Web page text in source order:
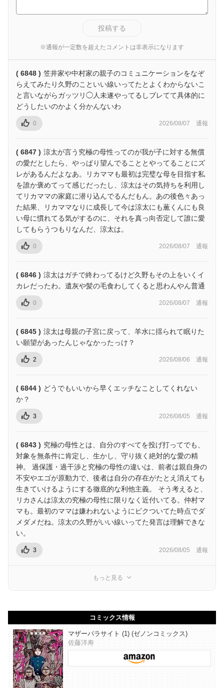
投稿する
※通報が一定数を超えたコメントは非表示になります
( 6848 ) 笠井家や中村家の親子のコミュニケーションをなぞ
らえてみたり久野のこといい線いってたとよくわからないこ
と言いながらガッツリ◯人未遂やってるしブレてて具体的に
どうしたいのかよく分かんないわ
0 2026/08/07 通報
( 6847 ) 涼太が言う究極の母性ってのが我が子に対する無償
の愛だとしたら、やっぱり望んでることとやってることにズ
レがあるんだよなあ。リカママも最初は完璧な母を目指す私
を誰か褒めてって感じだったし、涼太はその気持ちを利用し
てリカママの家庭に潜り込んでるんだもん。あの後色々あっ
た結果、リカママなりに成長して今は涼太にも薫くんにも良
い母に慣れてる気がするのに、それを真っ向否定して誰に愛
してもらうつもりなんだ、涼太は。
0 2026/08/07 通報
( 6846 ) 涼太はガチで終わってるけど久野もその上をいくイ
カレだったわ。遺灰や髪の毛食わしてくると思わんやん普通
0 2026/08/07 通報
( 6845 ) 涼太は母親の子宮に戻って、羊水に揺られて眠りた
い願望があったんじゃなかったっけ？
2 2026/08/06 通報
( 6844 ) どうでもいいから早くエッチなことしてくれない
か？
3 2026/08/05 通報
( 6843 ) 究極の母性とは、自分のすべてを投げ打ってでも、
対象を無条件に肯定し、生かし、守り抜く絶対的な愛の精
神。 過保護・過干渉と究極の母性の違いは、前者は親自身の
不安やエゴが原動力で、後者は自分の存在がたとえ消えても
生きていけるようにする徹底的な利他主義。 そう考えると、
リカさんは涼太の究極の母性に限りなく近付いてる。仲村マ
マも。最初のママは嫌われないようにビクついてた時点でダ
メダメだね。涼太の久野がいい線いってた発言は理解できな
い。
3 2026/08/05 通報
もっと見る
コミックス情報
マザーパラサイト (1) (ゼノンコミックス)
佐藤洋寿